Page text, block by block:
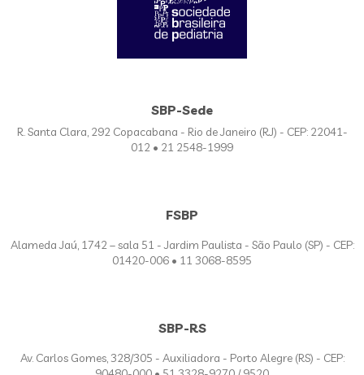
SBP-Sede
R. Santa Clara, 292 Copacabana - Rio de Janeiro (RJ) - CEP: 22041-
012 • 21 2548-1999
FSBP
Alameda Jaú, 1742 – sala 51 - Jardim Paulista - São Paulo (SP) - CEP:
01420-006 • 11 3068-8595
SBP-RS
Av. Carlos Gomes, 328/305 - Auxiliadora - Porto Alegre (RS) - CEP: